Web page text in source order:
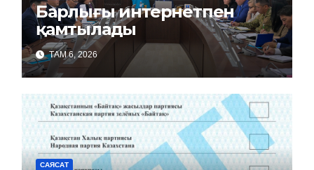
Барлығы интернетпен
қамтылады
ТАМ 6, 2026
САЯСАТ